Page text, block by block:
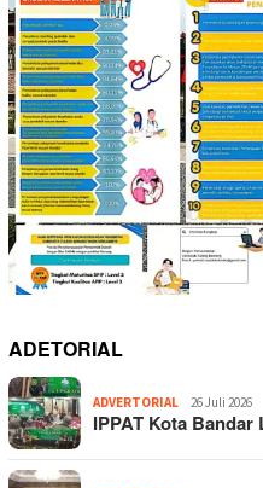
ADETORIAL
ADVERTORIAL 26 Juli 2026
IPPAT Kota